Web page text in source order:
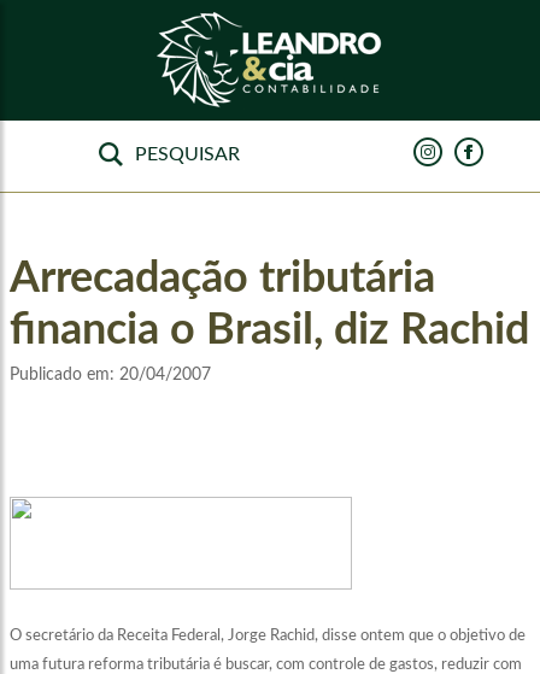
Arrecadação tributária
financia o Brasil, diz Rachid
Publicado em: 20/04/2007
O secretário da Receita Federal, Jorge Rachid, disse ontem que o objetivo de
uma futura reforma tributária é buscar, com controle de gastos, reduzir com